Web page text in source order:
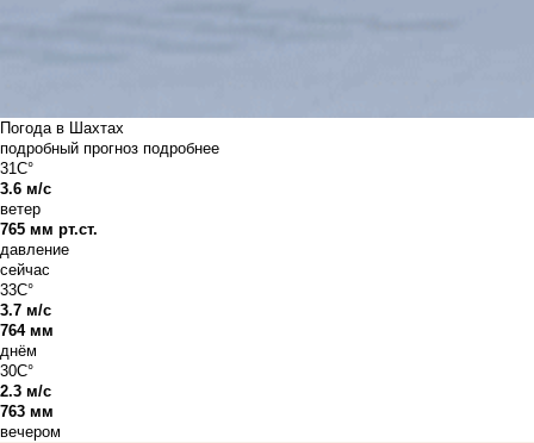
Погода в Шахтах
подробный прогноз подробнее
31C°
3.6 м/с
ветер
765 мм рт.ст.
давление
сейчас
33C°
3.7 м/с
764 мм
днём
30C°
2.3 м/с
763 мм
вечером